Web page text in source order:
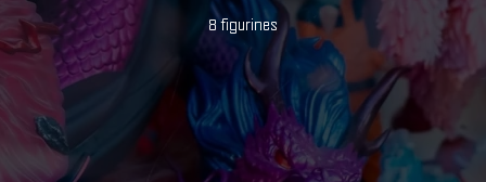
8 figurines